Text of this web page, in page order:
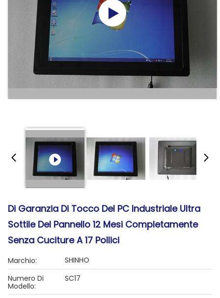
Di Garanzia Di Tocco Del PC Industriale Ultra
Sottile Del Pannello 12 Mesi Completamente
Senza Cuciture A 17 Pollici
Marchio:
SHINHO
Numero Di
Modello:
SC17